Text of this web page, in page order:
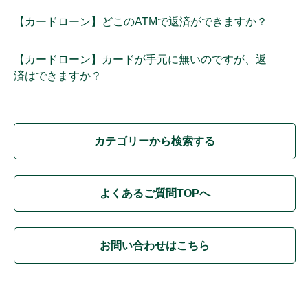
【カードローン】どこのATMで返済ができますか？
【カードローン】カードが手元に無いのですが、返
済はできますか？
カテゴリーから検索する
よくあるご質問TOPへ
お問い合わせはこちら